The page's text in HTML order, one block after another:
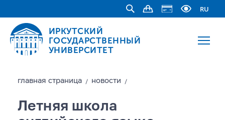
RU
ИРКУТСКИЙ
ГОСУДАРСТВЕННЫЙ
УНИВЕРСИТЕТ
главная страницa / новости /
Летняя школа